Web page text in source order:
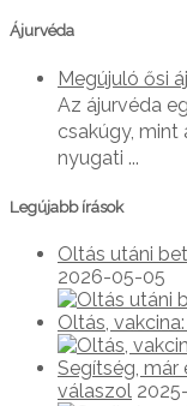
Ájurvéda
Megújuló ősi
Az ájurvéda
csakúgy, mint
nyugati ...
Legújabb írások
Oltás utáni
2026-05-05
Oltás,
Segítség, már
válaszol